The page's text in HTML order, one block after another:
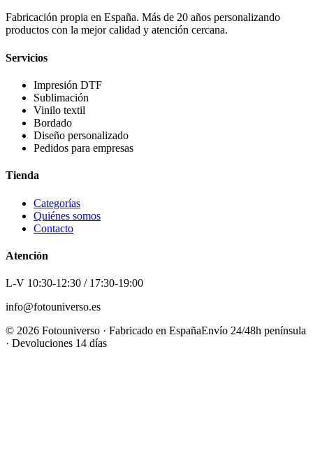
Fabricación propia en España. Más de 20 años personalizando
productos con la mejor calidad y atención cercana.
Servicios
Impresión DTF
Sublimación
Vinilo textil
Bordado
Diseño personalizado
Pedidos para empresas
Tienda
Categorías
Quiénes somos
Contacto
Atención
L-V 10:30-12:30 / 17:30-19:00
info@fotouniverso.es
© 2026 Fotouniverso · Fabricado en EspañaEnvío 24/48h península
· Devoluciones 14 días